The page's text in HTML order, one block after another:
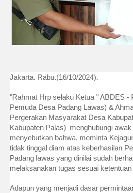
Jakarta. Rabu.(16/10/2024).
"Rahmat Hrp selaku Ketua " ABDES -
Pemuda Desa Padang Lawas) &
Pergerakan Masyarakat Desa
Kabupaten Palas) menghubungi
menyebutkan bahwa, meminta
tidak tinggal diam atas keberhasilan
Padang lawas yang dinilai sudah
melaksanakan tugas sesuai
Adapun yang menjadi dasar